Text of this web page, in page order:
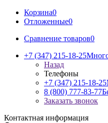
Корзина0
Отложенные0
Сравнение товаров0
+7 (347) 215-18-25
Назад
Телефоны
+7 (347) 215-18-25
8 (800) 777-83-77
Заказать звонок
Контактная информация